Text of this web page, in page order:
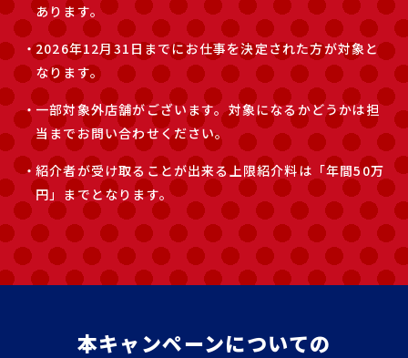
あります。
2026年12月31日までにお仕事を決定された方が対象と
なります。
一部対象外店舗がございます。対象になるかどうかは担
当までお問い合わせください。
紹介者が受け取ることが出来る上限紹介料は「年間50万
円」までとなります。
本キャンペーンについての